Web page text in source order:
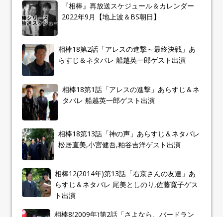
『相棒』再放送スケジュール＆カレンダー
2022年9月【地上波＆BS朝日】
相棒18第2話「アレスの進撃～最終決戦」あ
らすじ＆ネタバレ 船越英一郎ゲスト出演
相棒18第1話「アレスの進撃」あらすじ＆ネ
タバレ 船越英一郎ゲスト出演
相棒18第13話「神の声」あらすじ＆ネタバレ
松居直美,小宮健吾,粕谷吉洋ゲスト出演
相棒12(2014年)第13話「右京さんの友達」あ
らすじ＆ネタバレ 尾美としのり,佐藤寛子ゲス
ト出演
相棒8(2009年)第2話「さよなら、バードラン